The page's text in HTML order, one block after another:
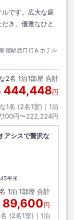
です。広大な庭
き、優雅なひと
宿駅西口行きホテル
2名 1泊1部屋 合計
444,448円
1名 (2名1室)｜ 1泊
円〜222,224円
アシスで贅沢な
45平米
1泊 1部屋 合計
89,600円
(2名1室)｜ 1泊